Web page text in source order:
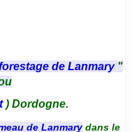
de Lanmary "
) Dordogne.
de Lanmarydans le